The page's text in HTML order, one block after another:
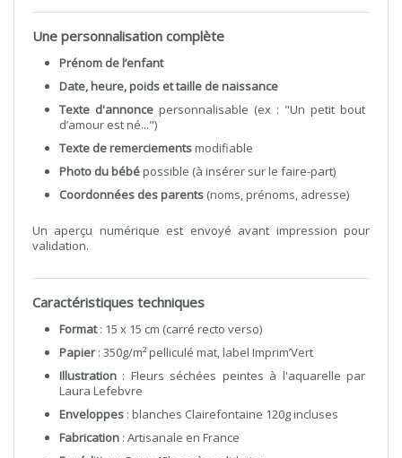
Une personnalisation complète
Prénom de l’enfant
Date, heure, poids et taille de naissance
Texte d'annonce personnalisable (ex : "Un petit bout
d’amour est né...")
Texte de remerciementsmodifiable
Photo du bébépossible (à insérer sur le faire-part)
Coordonnées des parents (noms, prénoms, adresse)
Un aperçu numérique est envoyé avant impression pour
validation.
Caractéristiques techniques
Format: 15 x 15 cm (carré recto verso)
Papier: 350g/m² pelliculé mat, label Imprim’Vert
Illustration : Fleurs séchées peintes à l'aquarelle par
Laura Lefebvre
Enveloppes : blanches Clairefontaine 120g incluses
Fabrication : Artisanale en France